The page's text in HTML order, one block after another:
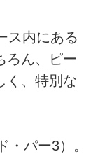
ス内にある
ろん、ピー
く、特別な
パー3）。